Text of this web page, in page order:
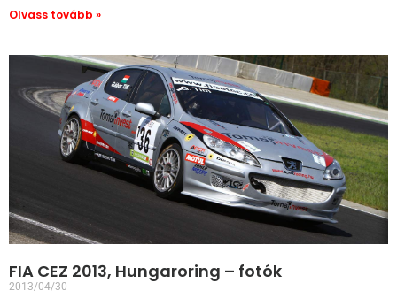
Olvass tovább »
FIA CEZ 2013, Hungaroring – fotók
2013/04/30